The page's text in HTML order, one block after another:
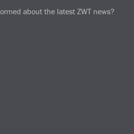
about the latest ZWT news?